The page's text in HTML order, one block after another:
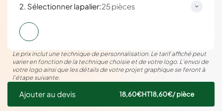
2. Sélectionner lapalier:25 pièces
Le prix inclut une technique de personnalisation. Le tarif affiché peut
varier en fonction de la technique choisie et de votre logo. L’envoi de
votre logo ainsi que les détails de votre projet graphique se feront à
l’étape suivante.
Ajouter au devis 18,60€HT18,60€/ pièce